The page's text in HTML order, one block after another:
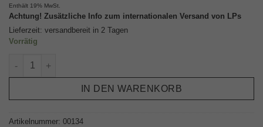
Enthält 19% MwSt.
Achtung! Zusätzliche Info zum internationalen Versand von LPs
Lieferzeit: versandbereit in 2 Tagen
Vorrätig
LP THE SLACKERS Redlight (Reissue) Menge
IN DEN WARENKORB
Artikelnummer: 00134